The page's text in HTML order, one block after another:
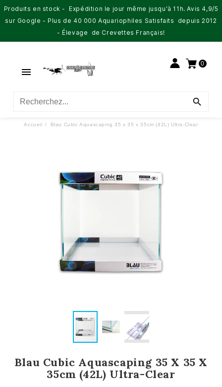
Produits en stock - Expédition le jour même jusqu'à 11h. Avis 4,9/5
sur Google - Plus de 40 000 Aquariophiles Satisfaits depuis 2012
- Élevage de Crevettes Français!

0

Accueil Blau Cubic Aquascaping 35 x 35 x 35cm (42L) Ultra-Clear
Blau Cubic Aquascaping 35 X 35 X
35cm (42L) Ultra-Clear